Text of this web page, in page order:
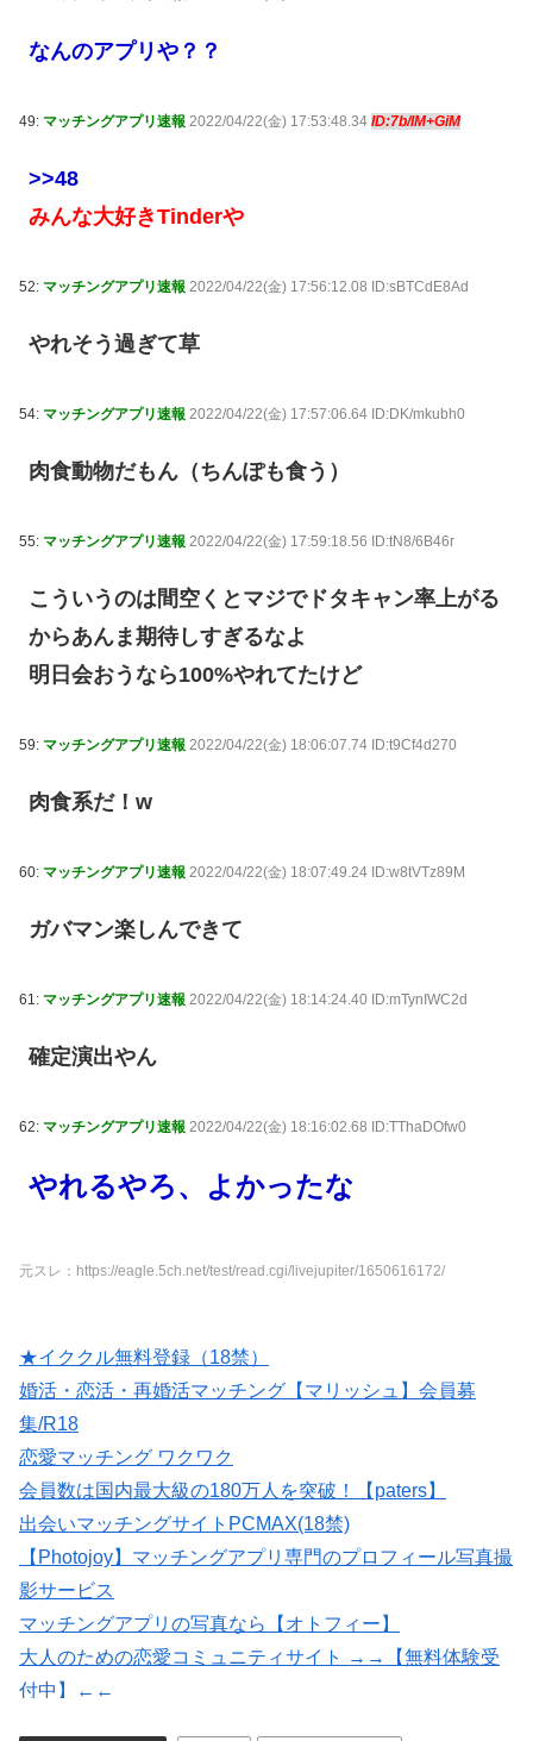
なんのアプリや？？
49: マッチングアプリ速報 2022/04/22(金) 17:53:48.34 ID:7b/lM+GiM
>>48
みんな大好きTinderや
52: マッチングアプリ速報 2022/04/22(金) 17:56:12.08 ID:sBTCdE8Ad
やれそう過ぎて草
54: マッチングアプリ速報 2022/04/22(金) 17:57:06.64 ID:DK/mkubh0
肉食動物だもん（ちんぽも食う）
55: マッチングアプリ速報 2022/04/22(金) 17:59:18.56 ID:tN8/6B46r
こういうのは間空くとマジでドタキャン率上がる
からあんま期待しすぎるなよ
明日会おうなら100%やれてたけど
59: マッチングアプリ速報 2022/04/22(金) 18:06:07.74 ID:t9Cf4d270
肉食系だ！w
60: マッチングアプリ速報 2022/04/22(金) 18:07:49.24 ID:w8tVTz89M
ガバマン楽しんできて
61: マッチングアプリ速報 2022/04/22(金) 18:14:24.40 ID:mTynIWC2d
確定演出やん
62: マッチングアプリ速報 2022/04/22(金) 18:16:02.68 ID:TThaDOfw0
やれるやろ、よかったな
元スレ：https://eagle.5ch.net/test/read.cgi/livejupiter/1650616172/
★イククル無料登録（18禁）
婚活・恋活・再婚活マッチング【マリッシュ】会員募
集/R18
恋愛マッチング ワクワク
会員数は国内最大級の180万人を突破！【paters】
出会いマッチングサイトPCMAX(18禁)
【Photojoy】マッチングアプリ専門のプロフィール写真撮
影サービス
マッチングアプリの写真なら【オトフィー】
大人のための恋愛コミュニティサイト →→【無料体験受
付中】←←